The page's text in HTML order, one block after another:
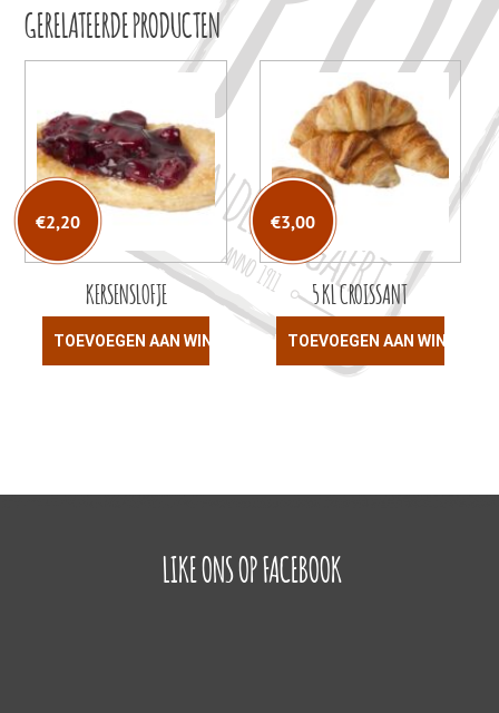
GERELATEERDE PRODUCTEN
KERSENSLOFJE
€2,20
TOEVOEGEN AAN WINKELWAGEN
5 KL CROISSANT
€3,00
TOEVOEGEN AAN
LIKE ONS OP FACEBOOK